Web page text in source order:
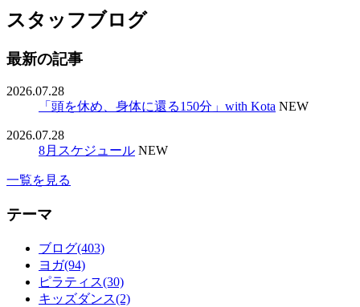
スタッフブログ
最新の記事
2026.07.28
「頭を休め、身体に還る150分」with Kota NEW
2026.07.28
8月スケジュール NEW
一覧を見る
テーマ
ブログ(403)
ヨガ(94)
ピラティス(30)
キッズダンス(2)